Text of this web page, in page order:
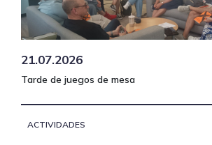
21.07.2026
Tarde de juegos de mesa
ACTIVIDADES